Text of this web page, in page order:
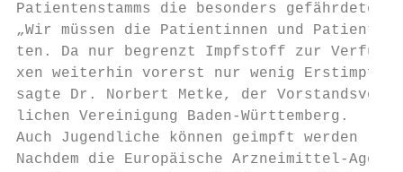
Patientenstamms die besonders
„Wir müssen die Patientinnen und
ten. Da nur begrenzt Impfstoff zur
xen weiterhin vorerst nur wenig
sagte Dr. Norbert Metke, der
lichen Vereinigung Baden-
Auch Jugendliche können geimpft
Nachdem die Europäische Arzneimittel-